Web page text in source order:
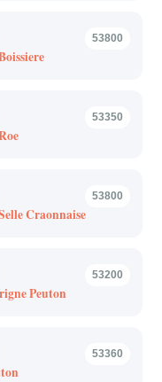
53800
53350
53800
Craonnaise
53200
Peuton
53360